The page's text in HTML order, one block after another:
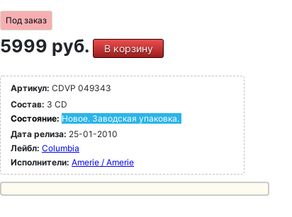
Под заказ
5999 руб. В корзину
Артикул: CDVP 049343
Состав: 3 CD
Состояние: Новое. Заводская упаковка.
Дата релиза: 25-01-2010
Лейбл: Columbia
Исполнители: Amerie / Amerie